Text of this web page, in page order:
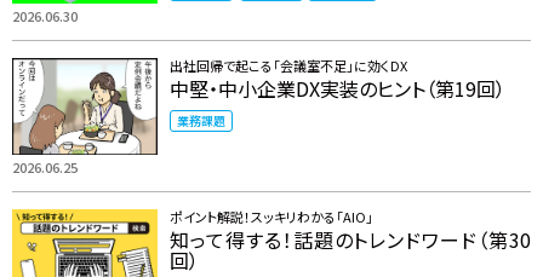
2026.06.30
2026.06.25
出社回帰で起こる「会議室不足」に効くDX
中堅・中小企業DX実装のヒント（第19回）
業務課題
ポイント解説！スッキリわかる「AIO」
知って得する！話題のトレンドワード（第30
回）